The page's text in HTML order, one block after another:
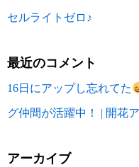
セルライトゼロ♪
最近のコメント
16日にアップし忘れてた
グ仲間が活躍中！ | 開花
アーカイブ